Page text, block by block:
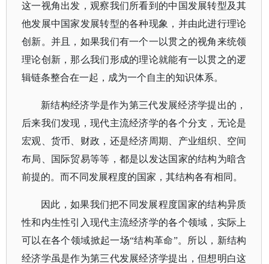
这一视角出发，观察我们所看到的中国发展转型及其
他发展中国家发展转型的各种现象，并由此进行理论
创新。并且，如果我们有一个一以贯之的视角来统领
理论创新，那么我们形成的理论就能有一以贯之的逻
辑链条整合在一起，成为一个自主的知识体系。
新结构经济学是作为第三代发展经济学提出的，
后来我们发现，现代主流经济学的各个分支，无论是
宏观、货币、财政，还是经济周期、产业组织、空间
布局、国际贸易等等，都是以发达国家的结构为暗含
前提的。而不同发展程度的国家，其结构各有相同。
因此， 如果我们把不同发展程度国家的结构异质
性和内生性引入现代主流经济学的各个领域，实际上
可以在各个领域掀起一场“结构革命”。 所以， 新结构
经济学虽是作为第三代发展经济学提出，但想明白这